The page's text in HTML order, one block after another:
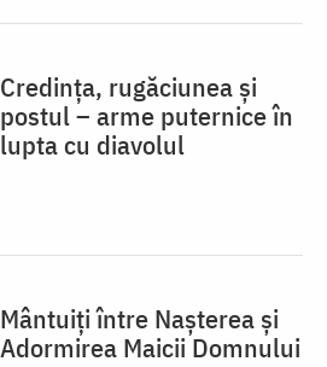
Credința, rugăciunea și
postul – arme puternice în
lupta cu diavolul
Mântuiți între Nașterea și
Adormirea Maicii Domnului